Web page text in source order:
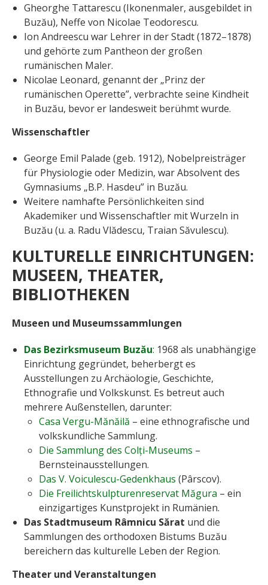
Gheorghe Tattarescu (Ikonenmaler, ausgebildet in
Buzău), Neffe von Nicolae Teodorescu.
Ion Andreescu war Lehrer in der Stadt (1872–1878)
und gehörte zum Pantheon der großen
rumänischen Maler.
Nicolae Leonard, genannt der „Prinz der
rumänischen Operette”, verbrachte seine Kindheit
in Buzău, bevor er landesweit berühmt wurde.
Wissenschaftler
George Emil Palade (geb. 1912), Nobelpreisträger
für Physiologie oder Medizin, war Absolvent des
Gymnasiums „B.P. Hasdeu” in Buzău.
Weitere namhafte Persönlichkeiten sind
Akademiker und Wissenschaftler mit Wurzeln in
Buzău (u. a. Radu Vlădescu, Traian Săvulescu).
KULTURELLE EINRICHTUNGEN:
MUSEEN, THEATER,
BIBLIOTHEKEN
Museen und Museumssammlungen
Das Bezirksmuseum Buzău: 1968 als unabhängige
Einrichtung gegründet, beherbergt es
Ausstellungen zu Archäologie, Geschichte,
Ethnografie und Volkskunst. Es betreut auch
mehrere Außenstellen, darunter:
Casa Vergu-Mănăilă – eine ethnografische und
volkskundliche Sammlung.
Die Sammlung des Colți-Museums –
Bernsteinausstellungen.
Das V. Voiculescu-Gedenkhaus (Pârscov).
Die Freilichtskulpturenreservat Măgura – ein
einzigartiges Kunstprojekt in Rumänien.
Das Stadtmuseum Râmnicu Sărat und die
Sammlungen des orthodoxen Bistums Buzău
bereichern das kulturelle Leben der Region.
Theater und Veranstaltungen